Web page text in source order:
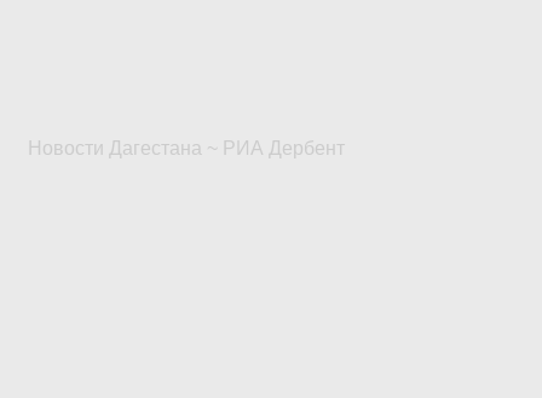
Новости Дагестана ~ РИА Дербент